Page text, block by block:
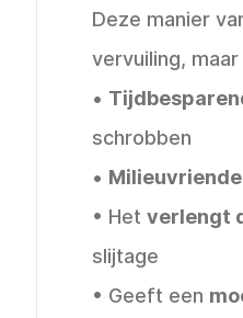
Deze manier
vervuiling,
•
schrobben
•
• Het verlengt
slijtage
• Geeft een